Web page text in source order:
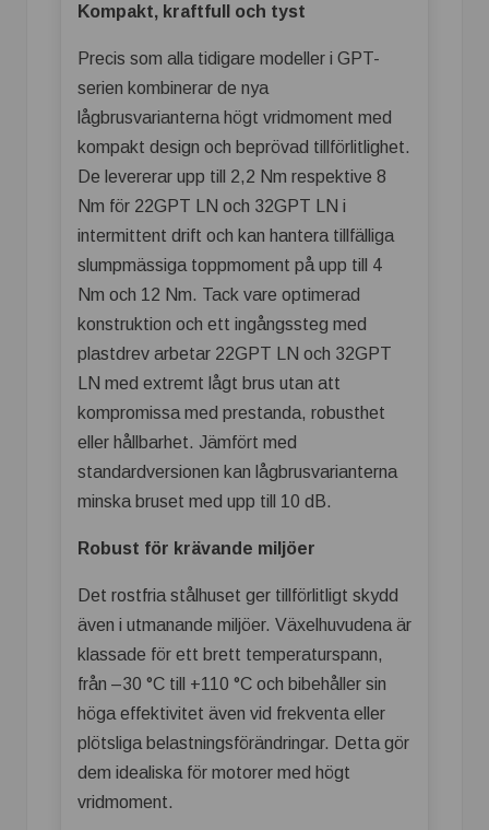
Kompakt, kraftfull och tyst
Precis som alla tidigare modeller i GPT-
serien kombinerar de nya
lågbrusvarianterna högt vridmoment med
kompakt design och beprövad tillförlitlighet.
De levererar upp till 2,2 Nm respektive 8
Nm för 22GPT LN och 32GPT LN i
intermittent drift och kan hantera tillfälliga
slumpmässiga toppmoment på upp till 4
Nm och 12 Nm. Tack vare optimerad
konstruktion och ett ingångssteg med
plastdrev arbetar 22GPT LN och 32GPT
LN med extremt lågt brus utan att
kompromissa med prestanda, robusthet
eller hållbarhet. Jämfört med
standardversionen kan lågbrusvarianterna
minska bruset med upp till 10 dB.
Robust för krävande miljöer
Det rostfria stålhuset ger tillförlitligt skydd
även i utmanande miljöer. Växelhuvudena är
klassade för ett brett temperaturspann,
från –30 °C till +110 °C och bibehåller sin
höga effektivitet även vid frekventa eller
plötsliga belastningsförändringar. Detta gör
dem idealiska för motorer med högt
vridmoment.